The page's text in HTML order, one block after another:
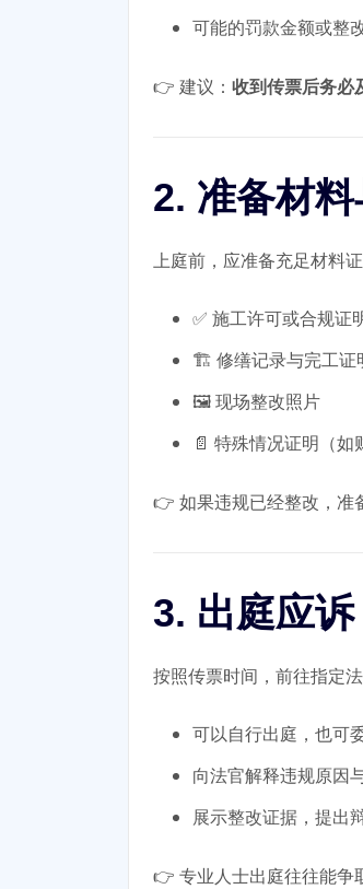
可能的罚款金额或整
👉 建议： 收到传票后务必
2. 准备材
上庭前，应准备充足材料
✅ 施工许可或合规证
🏗️ 修缮记录与完工证
🖼️ 现场整改照片
📄 特殊情况证明（如
👉 如果违规已经整改，准
3. 出庭应
按照传票时间，前往指定
可以自行出庭，也可
向法官解释违规原因
展示整改证据，提出
👉 专业人士出庭往往能争